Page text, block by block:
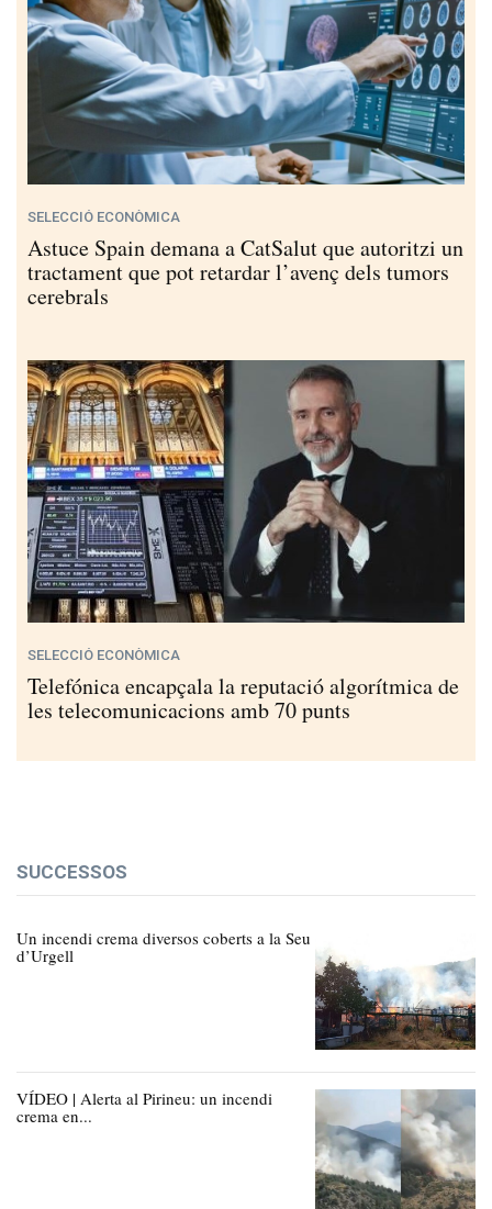
SELECCIÓ ECONÒMICA
Astuce Spain demana a CatSalut que autoritzi un
tractament que pot retardar l’avenç dels tumors
cerebrals
SELECCIÓ ECONÒMICA
Telefónica encapçala la reputació algorítmica de
les telecomunicacions amb 70 punts
SUCCESSOS
Un incendi crema diversos coberts a la Seu
d’Urgell
VÍDEO | Alerta al Pirineu: un incendi
crema en...